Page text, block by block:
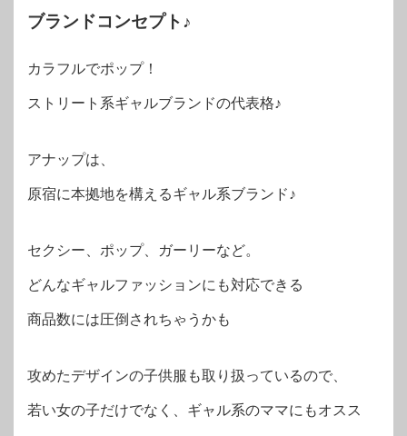
ブランドコンセプト♪
カラフルでポップ！
ストリート系ギャルブランドの代表格♪
アナップは、
原宿に本拠地を構えるギャル系ブランド♪
セクシー、ポップ、ガーリーなど。
どんなギャルファッションにも対応できる
商品数には圧倒されちゃうかも
攻めたデザインの子供服も取り扱っているので、
若い女の子だけでなく、ギャル系のママにもオスス